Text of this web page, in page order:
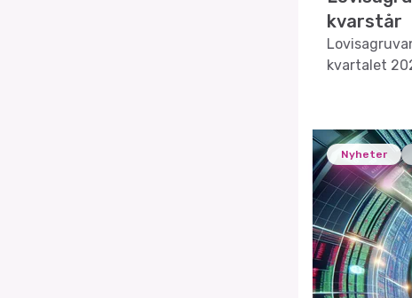
kvarstår
kvartalet
Nyheter